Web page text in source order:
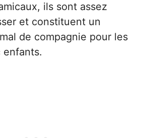
ils sont assez
et constituent un
de compagnie pour les
enfants.